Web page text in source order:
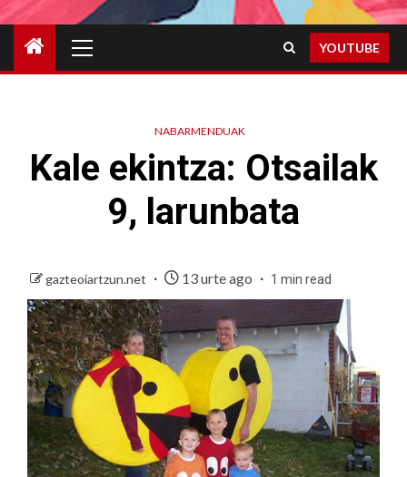
Menu
YOUTUBE
NABARMENDUAK
Kale ekintza: Otsailak
9, larunbata
gazteoiartzun.net 13 urte ago 1 min read